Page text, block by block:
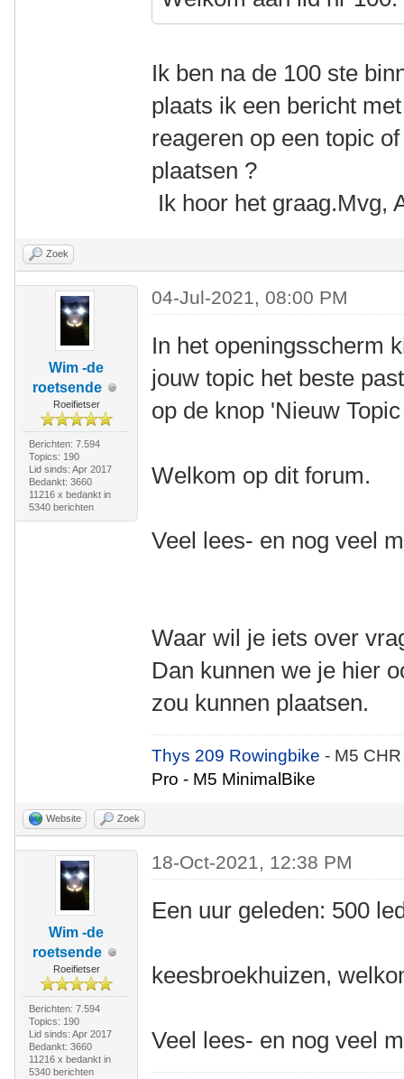
Ik ben na de 100 ste
plaats ik een bericht
reageren op een topic
plaatsen ?
Ik hoor het graag.Mvg,
Zoek
Wim -de
roetsende
Roeifietser
Berichten: 7.594
Topics: 190
Lid sinds: Apr 2017
Bedankt: 3660
11216 x bedankt in
5340 berichten
04-Jul-2021, 08:00 PM
In het openingsscherm
jouw topic het beste
op de knop 'Nieuw
Welkom op dit forum.
Veel lees- en nog veel
Waar wil je iets over
Dan kunnen we je hier
zou kunnen plaatsen.
Thys 209 Rowingbike- M5
Pro - M5 MinimalBike
Website Zoek
Wim -de
roetsende
Roeifietser
Berichten: 7.594
Topics: 190
Lid sinds: Apr 2017
Bedankt: 3660
11216 x bedankt in
5340 berichten
18-Oct-2021, 12:38 PM
Een uur geleden: 500
keesbroekhuizen,
Veel lees- en nog veel